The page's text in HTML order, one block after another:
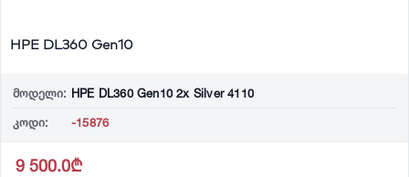
HPE DL360 Gen10
მოდელი: HPE DL360 Gen10 2x Silver 4110
კოდი: -15876
9 500.0₾